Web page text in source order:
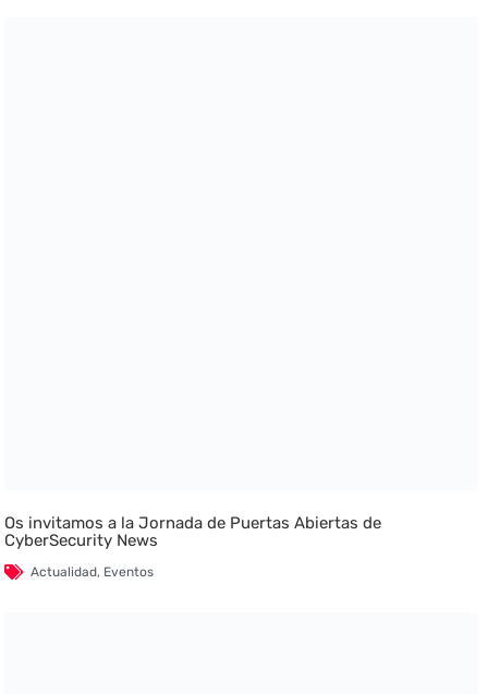
Os invitamos a la Jornada de Puertas Abiertas de
CyberSecurity News
Actualidad, Eventos